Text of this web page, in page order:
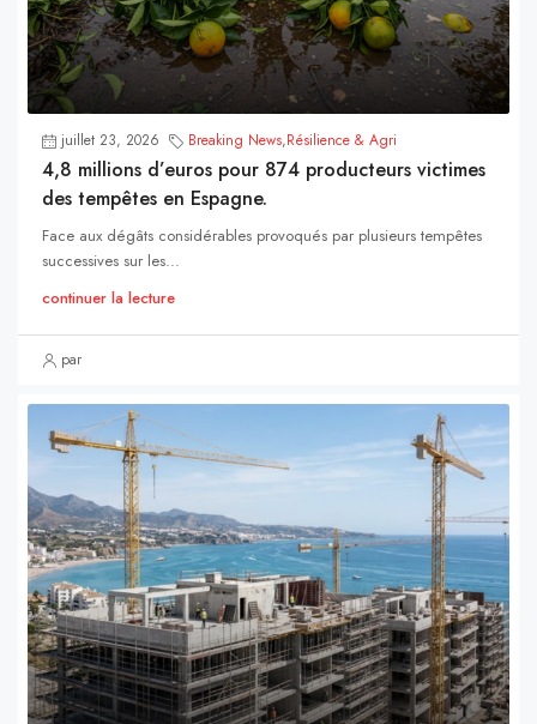
juillet 23, 2026 Breaking News,Résilience & Agri
4,8 millions d’euros pour 874 producteurs victimes
des tempêtes en Espagne.
Face aux dégâts considérables provoqués par plusieurs tempêtes
successives sur les...
continuer la lecture
par